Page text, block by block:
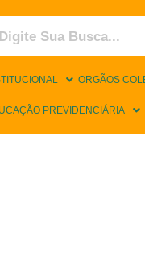
ORGÃOS
PREVIDENCIÁRIA